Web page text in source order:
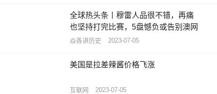
全球热头条丨穆雷人品很不错，再痛
也坚持打完比赛，5盘憾负或告别澳网
焱各讲历史 2023-07-05
美国是拉差辣酱价格飞涨
互联网 2023-07-05